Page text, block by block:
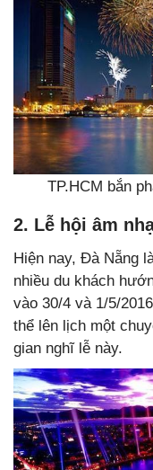
TP.HCM bắn
2. Lễ hội âm
Hiện nay, Đà Nẵng
nhiều du khách
vào 30/4 và 1/5/
thể lên lịch một
gian nghĩ lễ này.